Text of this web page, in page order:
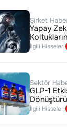
Şirket
Yapay
İlgili Hisseler:
Sektör
GLP-1
İlgili Hisseler: